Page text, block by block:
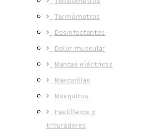
Termómetros
Desinfectantes
Dolor muscular
Mantas eléctricas
Mascarillas
Mosquitos
Pastilleros y
trituradores